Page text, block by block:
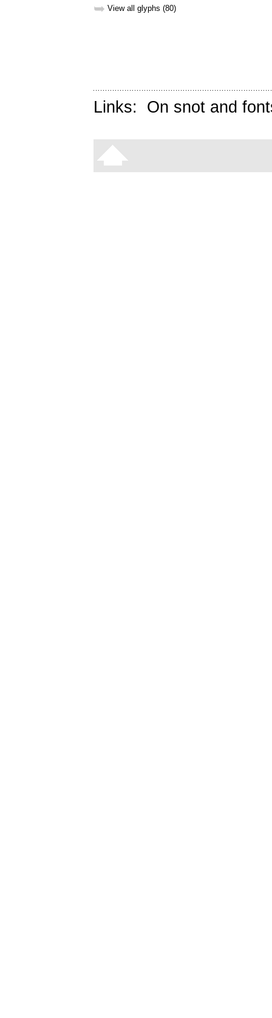
➥ View all glyphs (80)
Links: On snot and